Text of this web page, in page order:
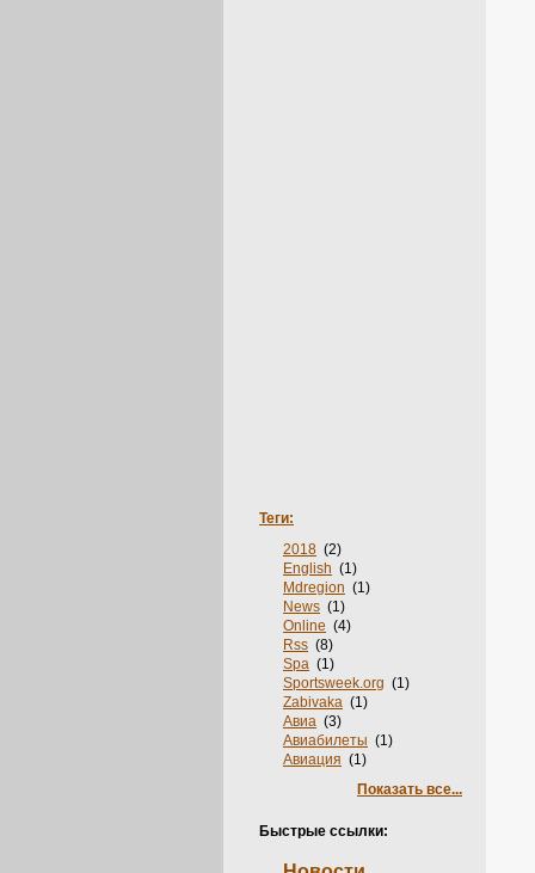
Теги:
2018 (2)
English (1)
Mdregion (1)
News (1)
Online (4)
Rss (8)
Spa (1)
Sportsweek.org (1)
Zabivaka (1)
Авиа (3)
Авиабилеты (1)
Авиация (1)
Автошколы(3)
Аксессуары(2)
Показать все...
Быстрые ссылки: